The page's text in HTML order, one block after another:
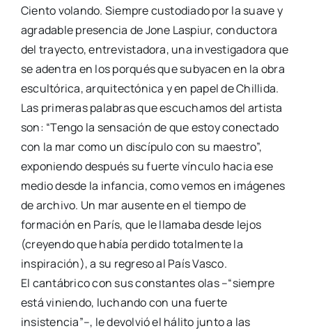
Ciento volando. Siempre custodiado por la suave y
agradable presencia de Jone Laspiur, conductora
del trayecto, entrevistadora, una investigadora que
se adentra en los porqués que subyacen en la obra
escultórica, arquitectónica y en papel de Chillida.
Las primeras palabras que escuchamos del artista
son: “Tengo la sensación de que estoy conectado
con la mar como un discípulo con su maestro”,
exponiendo después su fuerte vínculo hacia ese
medio desde la infancia, como vemos en imágenes
de archivo. Un mar ausente en el tiempo de
formación en París, que le llamaba desde lejos
(creyendo que había perdido totalmente la
inspiración), a su regreso al País Vasco.
El cantábrico con sus constantes olas –“siempre
está viniendo, luchando con una fuerte
insistencia”–, le devolvió el hálito junto a las